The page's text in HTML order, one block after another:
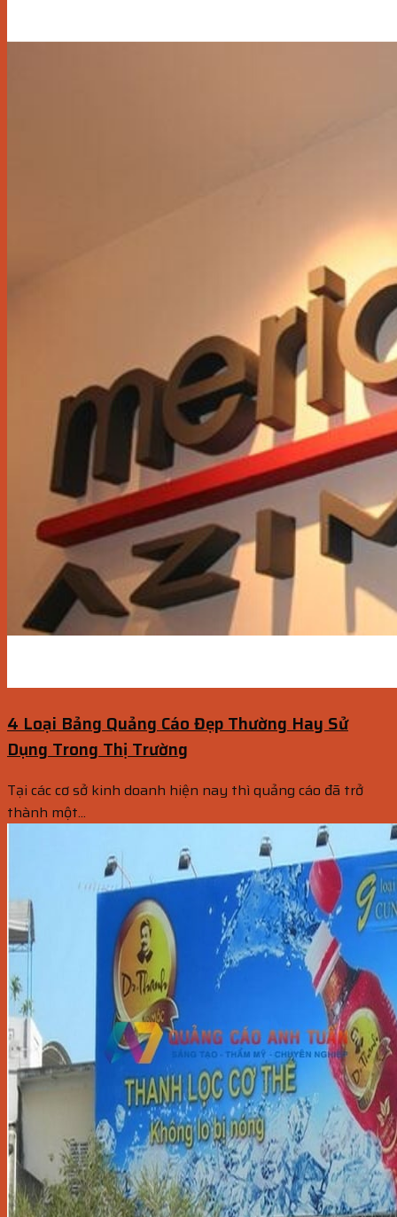
4 Loại Bảng Quảng Cáo Đẹp Thường Hay Sử
Dụng Trong Thị Trường
Tại các cơ sở kinh doanh hiện nay thì quảng cáo đã trở
thành một...